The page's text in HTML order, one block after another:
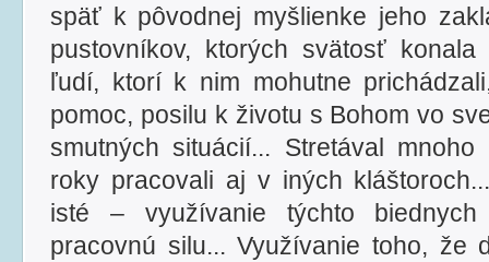
späť k pôvodnej myšlienke jeho
pustovníkov, ktorých svätosť
ľudí, ktorí k nim mohutne
pomoc, posilu k životu s Bohom vo
smutných situácií... Stretával
roky pracovali aj v iných
isté – využívanie týchto
pracovnú silu... Využívanie toho, že